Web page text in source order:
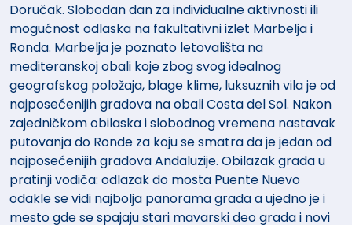
Doručak. Slobodan dan za individualne aktivnosti ili
mogućnost odlaska na fakultativni izlet Marbelja i
Ronda. Marbelja je poznato letovališta na
mediteranskoj obali koje zbog svog idealnog
geografskog položaja, blage klime, luksuznih vila je od
najposećenijih gradova na obali Costa del Sol. Nakon
zajedničkom obilaska i slobodnog vremena nastavak
putovanja do Ronde za koju se smatra da je jedan od
najposećenijih gradova Andaluzije. Obilazak grada u
pratinji vodiča: odlazak do mosta Puente Nuevo
odakle se vidi najbolja panorama grada a ujedno je i
mesto gde se spajaju stari mavarski deo grada i novi